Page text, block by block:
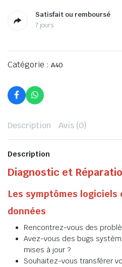
Satisfait ou remboursé
7 jours
Catégorie : A40
Description Avis (0)
Description
Diagnostic et
Les symptômes
données
Rencontrez-vous des
Avez-vous des bugs
mises à jour ?
Souhaitez-vous transférer